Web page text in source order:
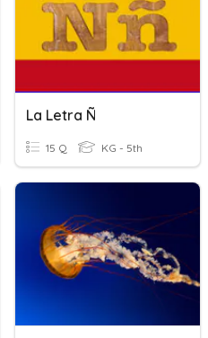
La Letra Ñ
15 Q KG - 5th